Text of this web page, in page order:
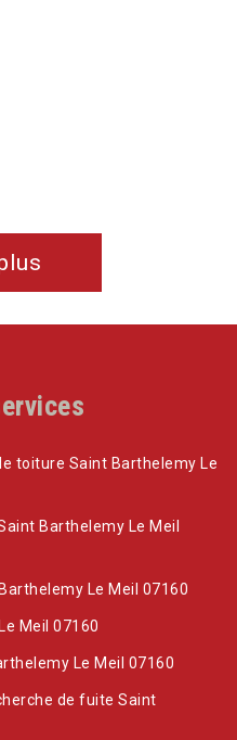
toiture Saint Barthelemy Le
Barthelemy Le Meil
Le Meil 07160
Meil 07160
Le Meil 07160
de fuite Saint